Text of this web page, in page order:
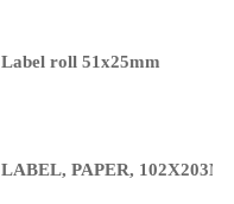
Label roll 51x25mm
LABEL, PAPER,